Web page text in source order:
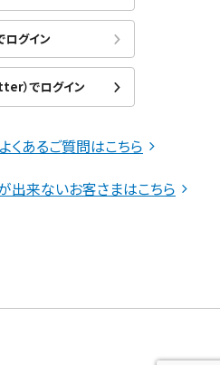
グイン
）でログイン
くあるご質問はこちら
出来ないお客さまはこちら